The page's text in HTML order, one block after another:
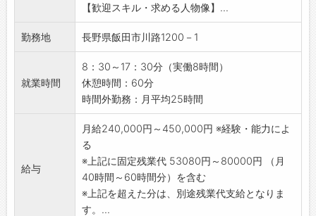
・喫煙：屋外指定の場�
・制服：上下支給
・自身で準備：作業靴
【環境への取り組み】
天龍では次の世代の釣り人に、よりすばらし
様々な取り組みを積極的に活動しています。
より自然環境にやさしい、環境負荷のすくな
い商品を製造、開発していきたいと思いま
す。 釣りの楽しさを知ってもらうために『釣
り教室』を地元の小学生向けに開催し、釣りの
楽しさを伝えています。
・人材マネジメント
※設計業務は外注先へ依頼しております。
【会社について】
ますが当社では強みを生かし自動化に出来ない
製品群、特にインサート成形等に力を入れてい
く事を再認識しお客様からの信頼を得ていま
す。
・地理的に中京方面に開けている事から車載部
品の引き合いが多くあり今後成長が期待できま
す。
・リニア新幹線の長野県駅が車で約20分の場所
に出来る事から首都圏及び中京圏への利便性が
【歓迎スキル・求める人物像】...
勤務地 長野県飯田市川路1200－1
就業時間
8：30～17：30分（実働8時間）
休憩時間：60分
時間外勤務：月平均25時間
給与
月給240,000円～450,000円 ※経験・能力によ
る
※上記に固定残業代 53080円～80000円 （月
40時間～60時間分）を含む
※上記を超えた分は、別途残業代支給となりま
す。...